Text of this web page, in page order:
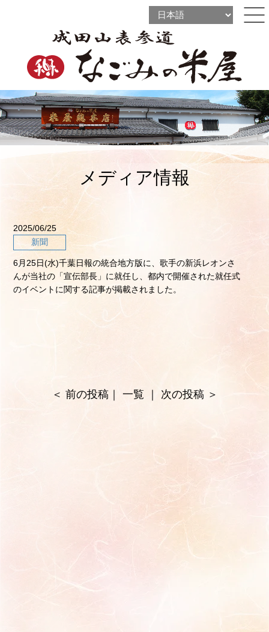
ine
メディア情報
2025/06/25
新聞
6月25日(水)千葉日報の統合地方版に、歌手の新浜レオンさ
んが当社の「宣伝部長」に就任し、都内で開催された就任式
のイベントに関する記事が掲載されました。
＜ 前の投稿｜ 一覧 次の投稿＞